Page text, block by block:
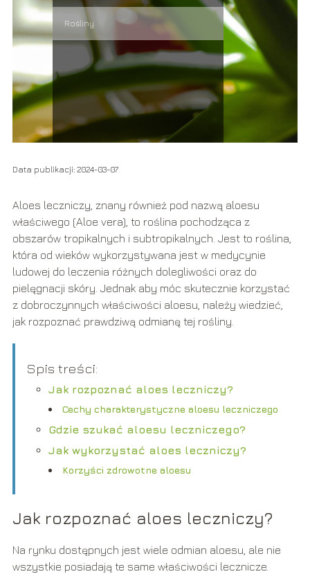
Rośliny
Data publikacji: 2024-03-07
Aloes leczniczy, znany również pod nazwą aloesu
właściwego (Aloe vera), to roślina pochodząca z
obszarów tropikalnych i subtropikalnych. Jest to roślina,
która od wieków wykorzystywana jest w medycynie
ludowej do leczenia różnych dolegliwości oraz do
pielęgnacji skóry. Jednak aby móc skutecznie korzystać
z dobroczynnych właściwości aloesu, należy wiedzieć,
jak rozpoznać prawdziwą odmianę tej rośliny.
Spis treści:
Jak rozpoznać aloes leczniczy?
Cechy charakterystyczne aloesu leczniczego
Gdzie szukać aloesu leczniczego?
Jak wykorzystać aloes leczniczy?
Korzyści zdrowotne aloesu
Jak rozpoznać aloes leczniczy?
Na rynku dostępnych jest wiele odmian aloesu, ale nie
wszystkie posiadają te same właściwości lecznicze.